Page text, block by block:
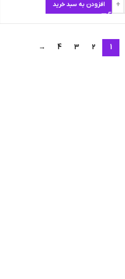
افزودن به سبد خرید
1
2
3
4
→